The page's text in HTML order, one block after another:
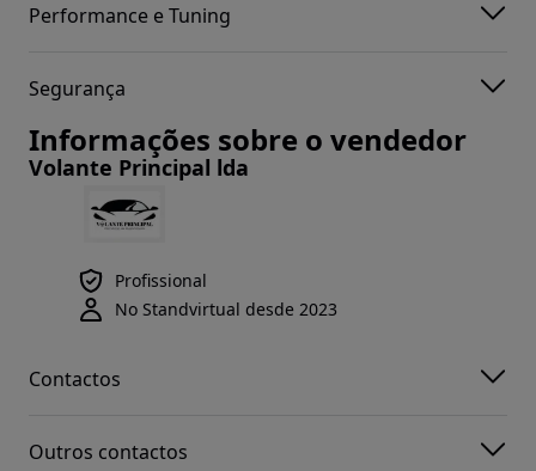
Performance e Tuning
Segurança
Informações sobre o vendedor
Volante Principal lda
Profissional
No Standvirtual desde 2023
Contactos
Outros contactos